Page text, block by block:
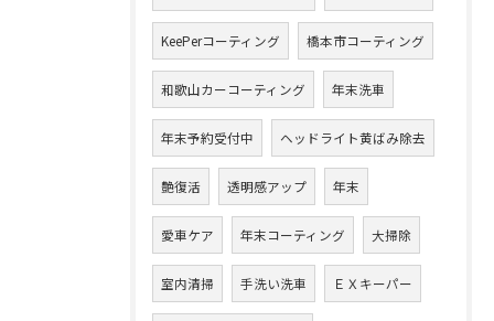
KeePerコーティング 橋本市コーティング
和歌山カーコーティング 年末洗車
年末予約受付中 ヘッドライト黄ばみ除去
艶復活 透明感アップ 年末
愛車ケア 年末コーティング 大掃除
室内清掃 手洗い洗車 ＥＸキーパー